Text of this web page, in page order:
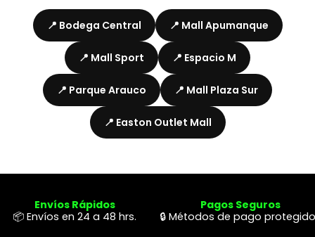
📍 Bodega Central 📍 Mall Apumanque
📍 Mall Sport 📍 Espacio M
📍 Parque Arauco 📍 Mall Plaza Sur
📍 Easton Outlet Mall
Envíos Rápidos
📦 Envíos en 24 a 48 hrs.
Pagos Seguros
🔒 Métodos de pago